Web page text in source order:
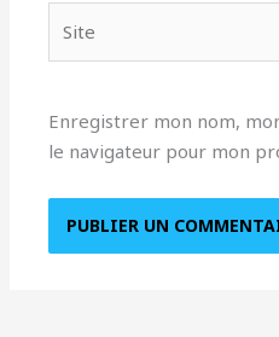
Enregistrer mon nom,
le navigateur pour mon